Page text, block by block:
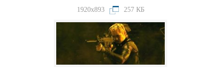
1920x893 257 КБ